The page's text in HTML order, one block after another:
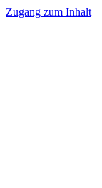
Zugang zum Inhalt